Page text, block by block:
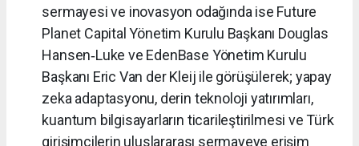
sermayesi ve inovasyon odağında ise Future
Planet Capital Yönetim Kurulu Başkanı Douglas
Hansen‑Luke ve EdenBase Yönetim Kurulu
Başkanı Eric Van der Kleij ile görüşülerek; yapay
zeka adaptasyonu, derin teknoloji yatırımları,
kuantum bilgisayarların ticarileştirilmesi ve Türk
girişimcilerin uluslararası sermayeye erişim